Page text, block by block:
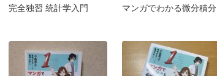
完全独習 統計学入門 マンガでわかる微分積分